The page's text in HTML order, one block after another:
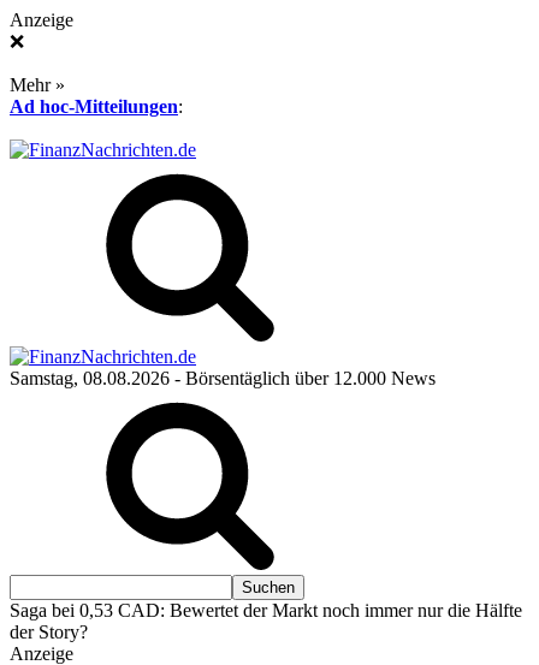
Anzeige
❌
Mehr »
Ad hoc-Mitteilungen:
Samstag, 08.08.2026 - Börsentäglich über 12.000 News
Saga bei 0,53 CAD: Bewertet der Markt noch immer nur die Hälfte
der Story?
Anzeige